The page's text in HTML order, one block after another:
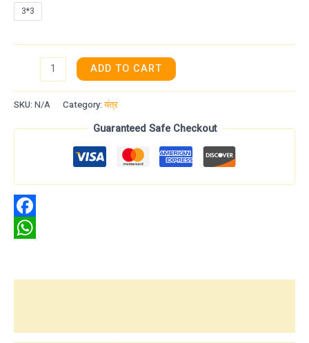
3*3
ADD TO CART
SKU: N/A Category:यंत्र
Guaranteed Safe Checkout
Facebook